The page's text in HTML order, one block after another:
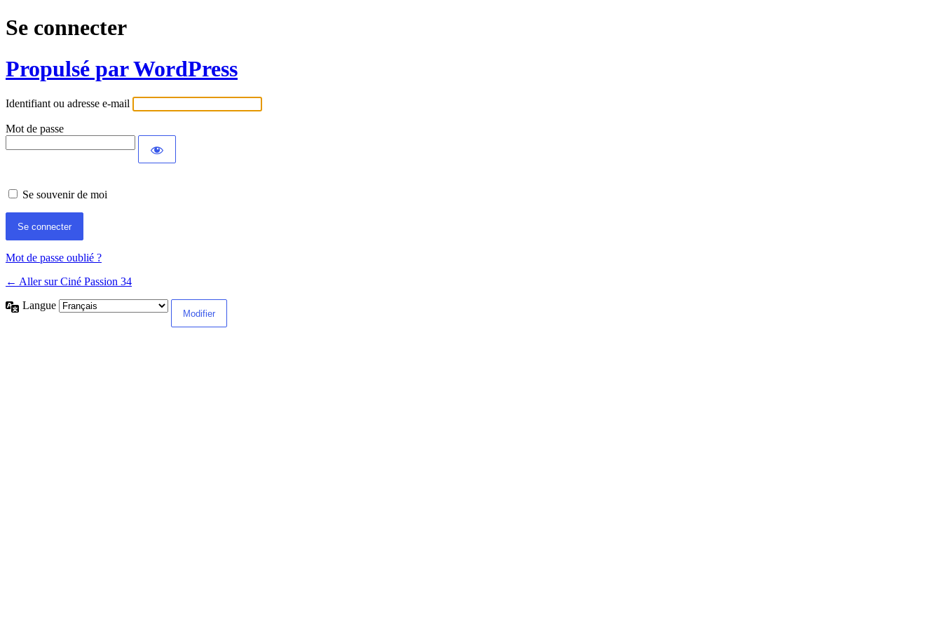
Se connecter
Propulsé par WordPress
Identifiant ou adresse e-mail
Mot de passe
Se souvenir de moi
Mot de passe oublié ?
← Aller sur Ciné Passion 34
Langue